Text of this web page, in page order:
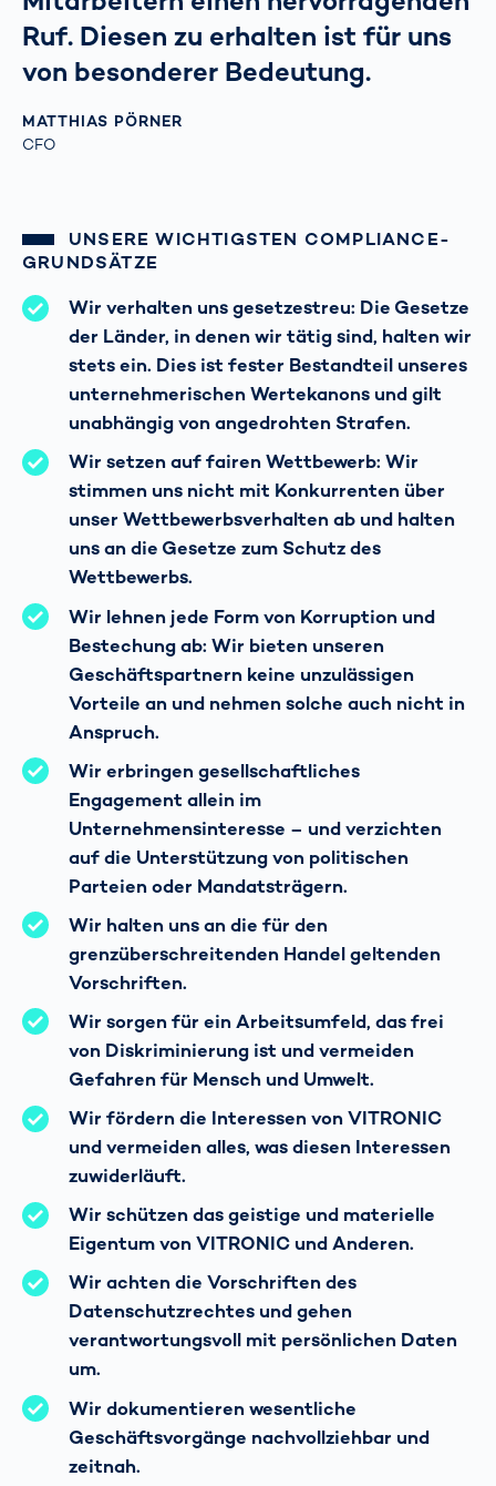
Ruf. Diesen zu erhalten ist für uns
von besonderer Bedeutung.
MATTHIAS PÖRNER
CFO
UNSERE WICHTIGSTEN COMPLIANCE-
GRUNDSÄTZE
Wir verhalten uns gesetzestreu: Die Gesetze
der Länder, in denen wir tätig sind, halten wir
stets ein. Dies ist fester Bestandteil unseres
unternehmerischen Wertekanons und gilt
unabhängig von angedrohten Strafen.
Wir setzen auf fairen Wettbewerb: Wir
stimmen uns nicht mit Konkurrenten über
unser Wettbewerbsverhalten ab und halten
uns an die Gesetze zum Schutz des
Wettbewerbs.
Wir lehnen jede Form von Korruption und
Bestechung ab: Wir bieten unseren
Geschäftspartnern keine unzulässigen
Vorteile an und nehmen solche auch nicht in
Anspruch.
Wir erbringen gesellschaftliches
Engagement allein im
Unternehmensinteresse – und verzichten
auf die Unterstützung von politischen
Parteien oder Mandatsträgern.
Wir halten uns an die für den
grenzüberschreitenden Handel geltenden
Vorschriften.
Wir sorgen für ein Arbeitsumfeld, das frei
von Diskriminierung ist und vermeiden
Gefahren für Mensch und Umwelt.
Wir fördern die Interessen von VITRONIC
und vermeiden alles, was diesen Interessen
zuwiderläuft.
Wir schützen das geistige und materielle
Eigentum von VITRONIC und Anderen.
Wir achten die Vorschriften des
Datenschutzrechtes und gehen
verantwortungsvoll mit persönlichen Daten
um.
Wir dokumentieren wesentliche
Geschäftsvorgänge nachvollziehbar und
zeitnah.